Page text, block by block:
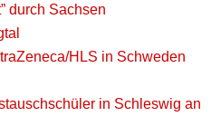
durch Sachsen
HLS in Schweden
in Schleswig an